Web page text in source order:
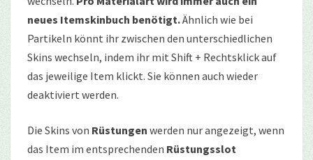
neues Itemskinbuch benötigt.Ähnlich wie bei
Partikeln könnt ihr zwischen den unterschiedlichen
Skins wechseln, indem ihr mit Shift + Rechtsklick auf
das jeweilige Item klickt. Sie können auch wieder
deaktiviert werden.
Die Skins von Rüstungen werden nur angezeigt, wenn
das Item im entsprechenden Rüstungsslot